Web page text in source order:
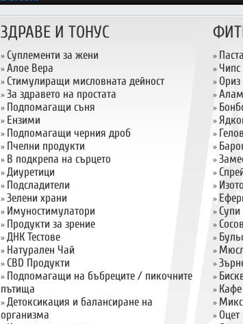
ЗДРАВЕ И ТОНУС
» Суплементи за жени
» Алое Вера
» Стимулиращи мисловната дейност
» За здравето на простата
» Подпомагащи съня
» Ензими
» Подпомагащи черния дроб
» Пчелни продукти
» В подкрепа на сърцето
» Диуретици
» Подсладители
» Зелени храни
» Имуностимулатори
» Продукти за зрение
» ДНК Тестове
» Натурален Чай
» CBD Продукти
» Подпомагащи на бъбреците / пикочните
пътища
» Детоксикация и балансиране на
организма
» Паста
» Чипс
» Ориз
»
»
»
»
»
»
»
»
»
» Супи
»
»
»
»
»
» Кафе
»
» Оцет